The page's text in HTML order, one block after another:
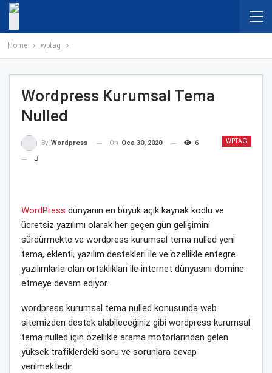
Home wptag
Wordpress Kurumsal Tema
Nulled
WPTAG
By Wordpress On Oca 30, 2020 6
WordPress dünyanın en büyük açık kaynak kodlu ve
ücretsiz yazılımı olarak her geçen gün gelişimini
sürdürmekte ve wordpress kurumsal tema nulled yeni
tema, eklenti, yazılım destekleri ile ve özellikle entegre
yazılımlarla olan ortaklıkları ile internet dünyasını domine
etmeye devam ediyor.
wordpress kurumsal tema nulled konusunda web
sitemizden destek alabileceğiniz gibi wordpress kurumsal
tema nulled için özellikle arama motorlarından gelen
yüksek trafiklerdeki soru ve sorunlara cevap
verilmektedir.